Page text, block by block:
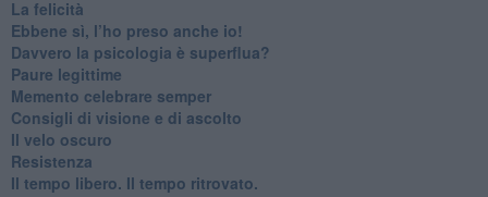
​La felicità
​Ebbene sì, l’ho preso anche io!
​Davvero la psicologia è superflua?
Paure legittime
​Memento celebrare semper
​Consigli di visione e di ascolto
​Il velo oscuro
Resistenza
​Il tempo libero. Il tempo ritrovato.